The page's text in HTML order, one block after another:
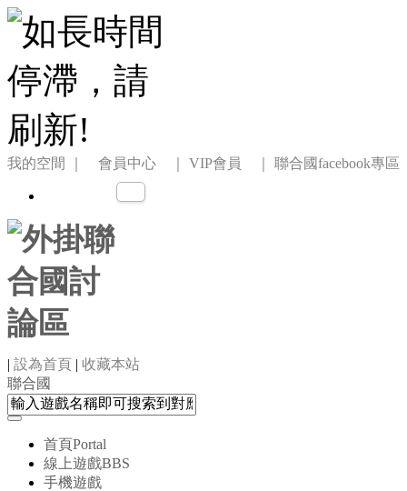
我的空間 ｜ 會員中心 ｜ VIP會員 ｜ 聯合國facebook專區
| 設為首頁 | 收藏本站
聯合國
首頁Portal
線上遊戲BBS
手機遊戲